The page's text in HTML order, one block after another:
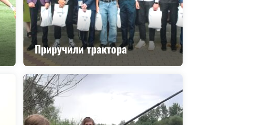
Приручили трактора